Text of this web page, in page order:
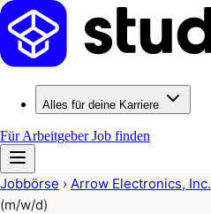
Alles für deine Karriere
Für ArbeitgeberJob finden
Jobbörse › Arrow Electronics, Inc.
(m/w/d)